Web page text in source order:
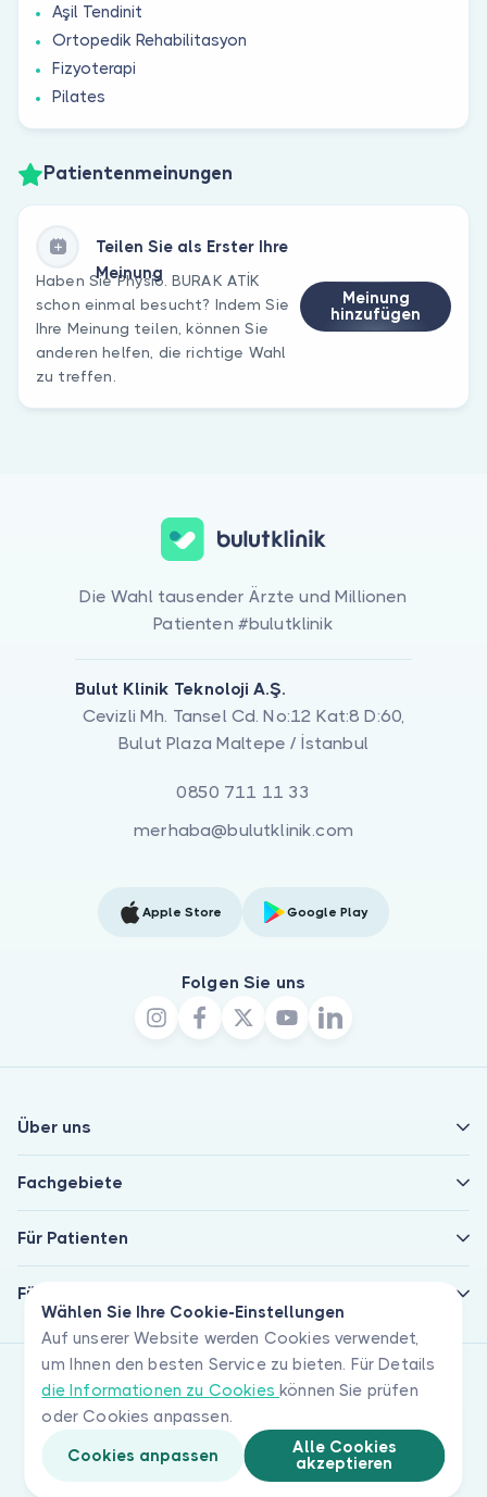
Aşil Tendinit
Ortopedik Rehabilitasyon
Fizyoterapi
Pilates
Patientenmeinungen
Teilen Sie als Erster Ihre
Meinung
Haben Sie Physio. BURAK ATİK
schon einmal besucht? Indem Sie
Ihre Meinung teilen, können Sie
anderen helfen, die richtige Wahl
zu treffen.
Meinung
hinzufügen
Wählen Sie Ihre Cookie-Einstellungen
Auf unserer Website werden Cookies verwendet,
um Ihnen den besten Service zu bieten. Für Details
die Informationen zu Cookieskönnen Sie prüfen
oder Cookies anpassen.
Cookies anpassen
Alle Cookies
akzeptieren
Die Wahl tausender Ärzte und Millionen
Patienten #bulutklinik
Bulut Klinik Teknoloji A.Ş.
Cevizli Mh. Tansel Cd. No:12 Kat:8 D:60,
Bulut Plaza Maltepe / İstanbul
0850 711 11 33
merhaba@bulutklinik.com
Apple Store Google Play
Folgen Sie uns
Über uns
Fachgebiete
Für Patienten
Für Ärzte